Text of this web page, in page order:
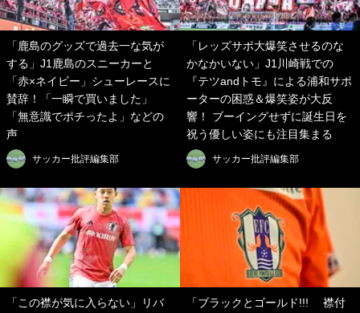
「鹿島のグッズで過去一な気が
する」J1鹿島のスニーカーと
「赤×ネイビー」シューレースに
賛辞！「一瞬で買いました」
「無意識でポチったよ」などの
声
サッカー批評編集部
「レッズサポ大爆笑させるのな
かなかいない」J1川崎戦での
『テツandトモ』による浦和サポ
ーターの困惑＆爆笑姿が大反
響！ ブーイングせずに誕生日を
祝う優しい姿にも注目集まる
サッカー批評編集部
「この襟が気に入らない」リバ
「ブラックとゴールド!!! 襟付